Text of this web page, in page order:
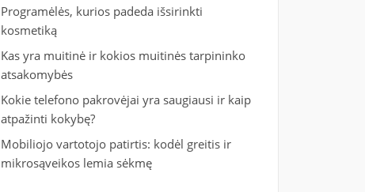
Programėlės, kurios padeda išsirinkti
kosmetiką
Kas yra muitinė ir kokios muitinės tarpininko
atsakomybės
Kokie telefono pakrovėjai yra saugiausi ir kaip
atpažinti kokybę?
Mobiliojo vartotojo patirtis: kodėl greitis ir
mikrosąveikos lemia sėkmę